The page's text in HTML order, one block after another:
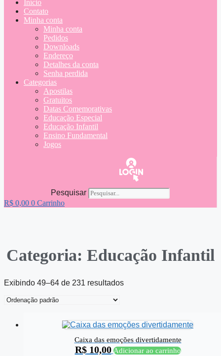
Início
Contato
Minha conta
Minha conta
Pedidos
Downloads
Endereço
Detalhes da conta
Senha perdida
Categorias
Apostilas
Gratuitos
Datas Comemorativas
Educação Especial
Educação Infantil
Ensino Fundamental
Jogos
Pesquisar
R$ 0,00 0 Carrinho
Categoria: Educação Infantil
Exibindo 49–64 de 231 resultados
Caixa das emoções divertidamente
R$10,00 Adicionar ao carrinho